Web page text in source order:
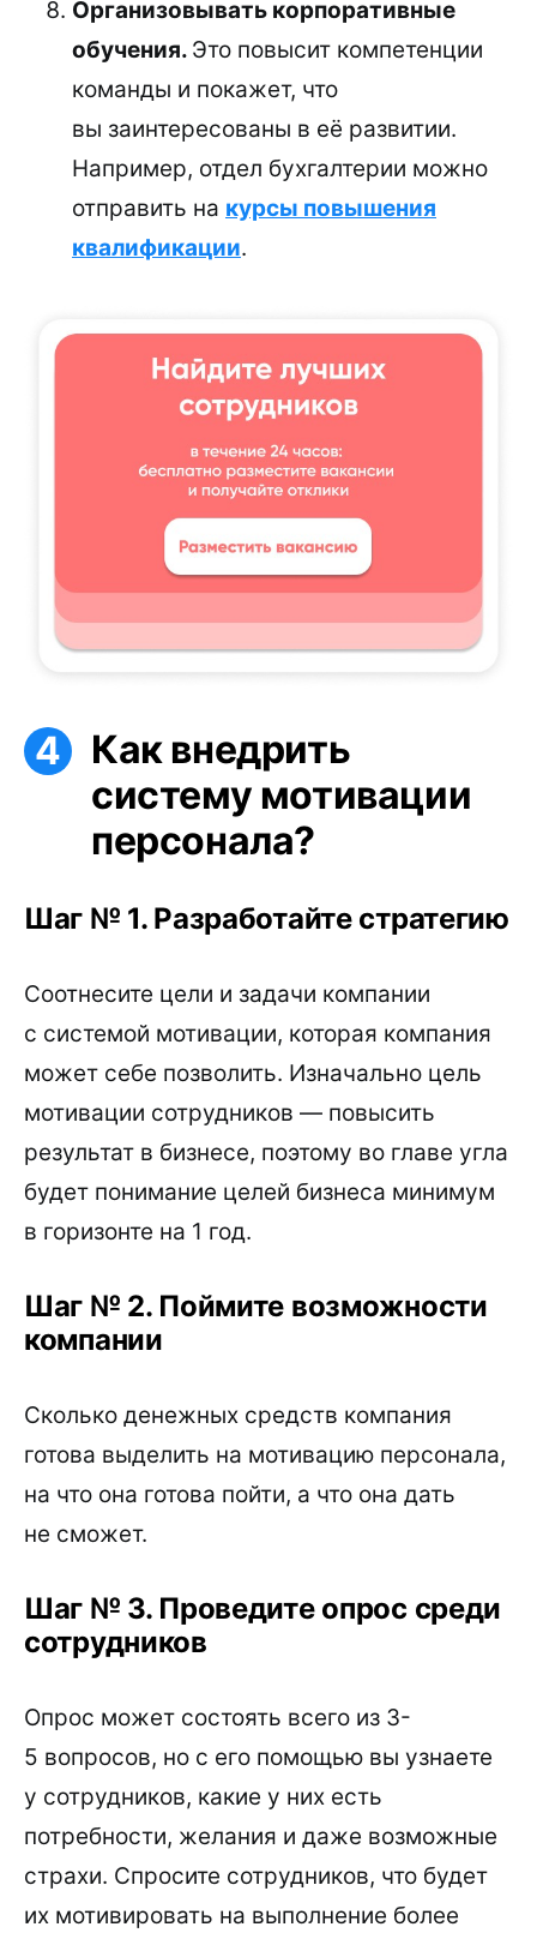
Организовывать корпоративные
обучения. Это повысит компетенции
команды и покажет, что
вы заинтересованы в её развитии.
Например, отдел бухгалтерии можно
отправить на курсы повышения
квалификации.
Как внедрить
систему мотивации
персонала?
Шаг № 1. Разработайте стратегию
Соотнесите цели и задачи компании
с системой мотивации, которая компания
может себе позволить. Изначально цель
мотивации сотрудников — повысить
результат в бизнесе, поэтому во главе угла
будет понимание целей бизнеса минимум
в горизонте на 1 год.
Шаг № 2. Поймите возможности
компании
Сколько денежных средств компания
готова выделить на мотивацию персонала,
на что она готова пойти, а что она дать
не сможет.
Шаг № 3. Проведите опрос среди
сотрудников
Опрос может состоять всего из 3-
5 вопросов, но с его помощью вы узнаете
у сотрудников, какие у них есть
потребности, желания и даже возможные
страхи. Спросите сотрудников, что будет
их мотивировать на выполнение более